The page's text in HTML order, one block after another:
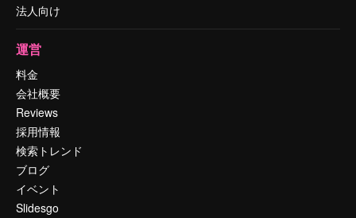
法人向け
運営
料金
会社概要
Reviews
採用情報
検索トレンド
ブログ
イベント
Slidesgo